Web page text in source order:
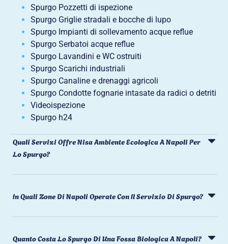
Spurgo Pozzetti di ispezione
Spurgo Griglie stradali e bocche di lupo
Spurgo Impianti di sollevamento acque reflue
Spurgo Serbatoi acque reflue
Spurgo Lavandini e WC ostruiti
Spurgo Scarichi industriali
Spurgo Canaline e drenaggi agricoli
Spurgo Condotte fognarie intasate da radici o detriti
Videoispezione
Spurgo h24
Quali Servizi Offre Nisa Ambiente Ecologica A Napoli Per
Lo Spurgo?
In Quali Zone Di Napoli Operate Con Il Servizio Di Spurgo?
Quanto Costa Lo Spurgo Di Una Fossa Biologica A Napoli?